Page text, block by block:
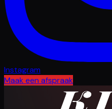
Instagram
Maak een afspraak